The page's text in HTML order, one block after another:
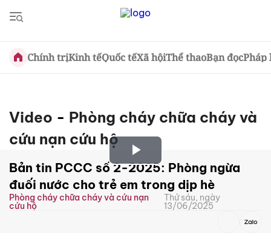
Chính trịKinh tếQuốc tếXã hộiThể thaoBạn đọcPháp
Video - Phòng cháy chữa cháy và
cứu nạn cứu hộ
Play
Video
Bản tin PCCC số 2-2025: Phòng ngừa
đuối nước cho trẻ em trong dịp hè
Phòng cháy chữa cháy và cứu nạn
cứu hộ
Thứ sáu, ngày
13/06/2025